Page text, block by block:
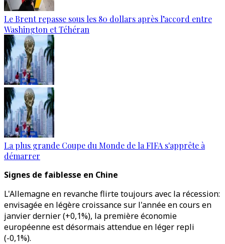
Le Brent repasse sous les 80 dollars après l’accord entre
Washington et Téhéran
La plus grande Coupe du Monde de la FIFA s'apprête à
démarrer
Signes de faiblesse en Chine
L'Allemagne en revanche flirte toujours avec la récession:
envisagée en légère croissance sur l'année en cours en
janvier dernier (+0,1%), la première économie
européenne est désormais attendue en léger repli
(-0,1%).